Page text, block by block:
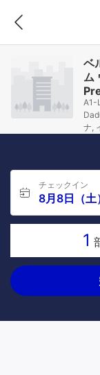
ベ
ム
A1-
ナ,
チェックイン
8月8日（土
1